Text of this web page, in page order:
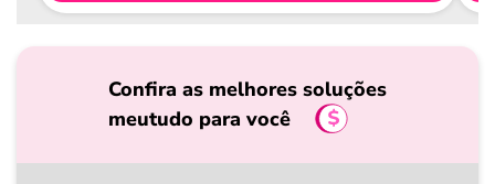
Confira as melhores soluções
meutudo para você